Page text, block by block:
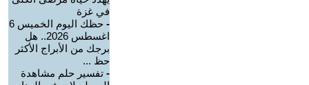
في غزة
-
حظك اليوم الخميس 6
اغسطس 2026.. هل
برجك من الأبراج الأكثر
حظ ...
- تفسير حلم مشاهدة